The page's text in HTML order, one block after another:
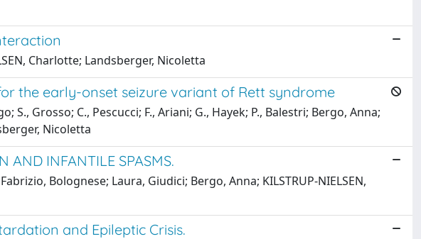
Charlotte; Landsberger, Nicoletta
the early-onset seizure variant of Rett syndrome
S., Grosso; C., Pescucci; F., Ariani; G., Hayek; P., Balestri; Bergo, Anna;
Nicoletta
AND INFANTILE SPASMS.
Bolognese; Laura, Giudici; Bergo, Anna; KILSTRUP-NIELSEN,
and Epileptic Crisis.